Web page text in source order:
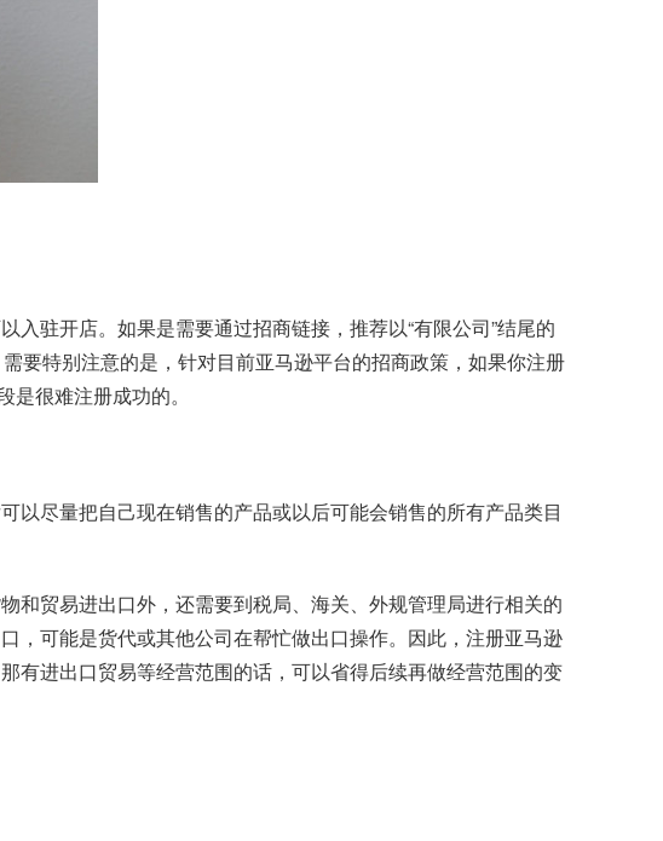
驻开店。如果是需要通过招商链接，推荐以“有限公司”结尾的
要特别注意的是，针对目前亚马逊平台的招商政策，如果你注册
很难注册成功的。
以尽量把自己现在销售的产品或以后可能会销售的所有产品类目
和贸易进出口外，还需要到税局、海关、外规管理局进行相关的
，可能是货代或其他公司在帮忙做出口操作。因此，注册亚马逊
有进出口贸易等经营范围的话，可以省得后续再做经营范围的变